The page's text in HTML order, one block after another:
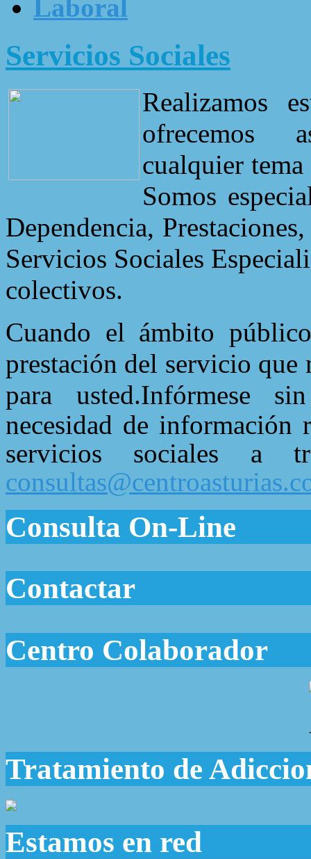
Laboral
Servicios Sociales
Realizamos
ofrecemos
cualquier
Somos
Dependencia,
Servicios Sociales
colectivos.
Cuando el ámbito
prestación del servicio que
para usted.Infórmese
necesidad de información
servicios sociales a
Consulta On-Line
Contactar
Centro Colaborador
Tratamiento de
Estamos en red